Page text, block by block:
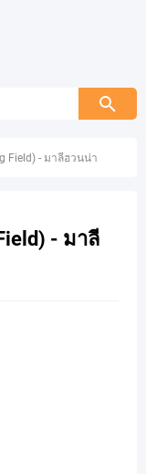
Field) - มาลีฮวนน่า
- มาลี